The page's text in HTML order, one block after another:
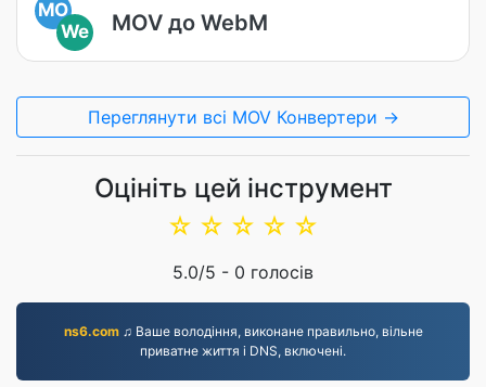
MO
We
MOV до WebM
Переглянути всі MOV Конвертери →
Оцініть цей інструмент
☆
☆
☆
☆
☆
5.0/5 - 0 голосів
ns6.com♫ Ваше володіння, виконане правильно, вільне
приватне життя і DNS, включені.